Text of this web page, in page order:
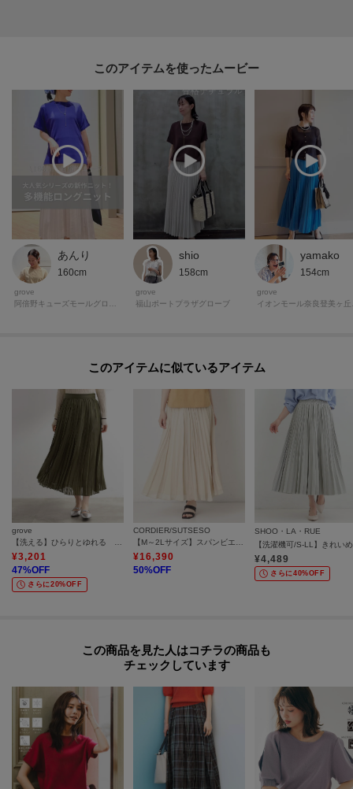
※照明の関係により、実際よりも色味が違って見える場合があります。ま
た、パソコン・スマートフォンなどの環境により、若干製品と画像のカラー
が異なる場合もございます。
＊＊＊＊＊＊＊＊＊＊＊＊＊＊＊＊＊＊＊＊＊＊＊＊＊＊＊＊＊
【お買い物をよりお楽しみいただくために♪】
＼＼気になるアイテムはお気に入り登録がおすすめ！／／
◆オンラインサイトの商品ページにある
『ハートマーク』をクリックして簡単に追加できます。
マイページにてお気に入り一覧もチェックできます！！
＊＊＊＊＊＊＊＊＊＊＊＊＊＊＊＊＊＊＊＊＊＊＊＊＊＊＊＊＊
【26SS】
モデル情報：身長166cm B80 W59 H86 着用サイズ：02（M）
このアイテムを使ったムービー
あんり
160cm
grove
shio
158cm
grove
福山ポートプラザグローブ
yamako
154cm
grove
このアイテムに似ているアイテム
grove
¥3,201
47%OFF
さらに20%OFF
CORDIER/SUTSESO
¥16,390
50%OFF
SHOO・LA・RUE
¥4,489
さらに40%OFF
この商品を見た人はコチラの商品も
チェックしています